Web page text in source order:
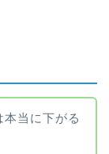
当に下がる